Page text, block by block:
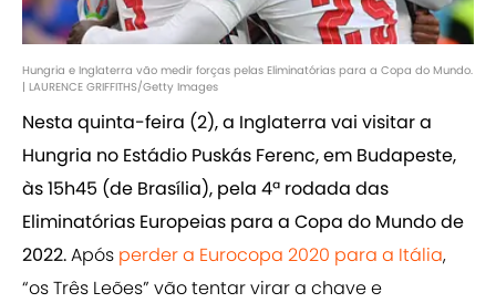
Hungria e Inglaterra vão medir forças pelas Eliminatórias para a Copa do Mundo.
| LAURENCE GRIFFITHS/Getty Images
Nesta quinta-feira (2), a Inglaterra vai visitar a
Hungria no Estádio Puskás Ferenc, em Budapeste,
às 15h45 (de Brasília), pela 4ª rodada das
Eliminatórias Europeias para a Copa do Mundo de
2022.Após perder a Eurocopa 2020 para a Itália,
“os Três Leões” vão tentar virar a chave e